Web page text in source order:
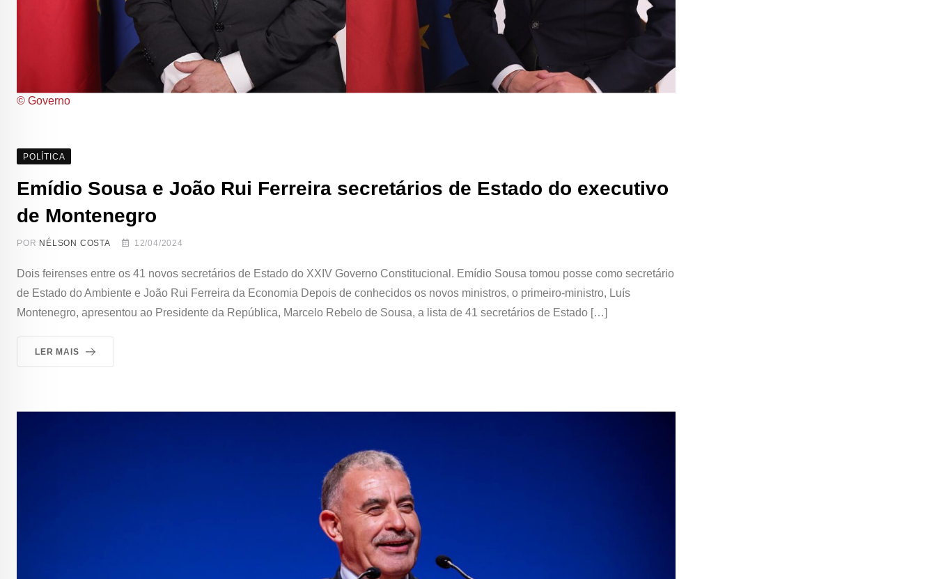
© Governo
POLÍTICA
Emídio Sousa e João Rui Ferreira secretários de Estado do executivo
de Montenegro
POR NÉLSON COSTA 12/04/2024
Dois feirenses entre os 41 novos secretários de Estado do XXIV Governo Constitucional. Emídio Sousa tomou posse como secretário
de Estado do Ambiente e João Rui Ferreira da Economia Depois de conhecidos os novos ministros, o primeiro-ministro, Luís
Montenegro, apresentou ao Presidente da República, Marcelo Rebelo de Sousa, a lista de 41 secretários de Estado […]
LER MAIS